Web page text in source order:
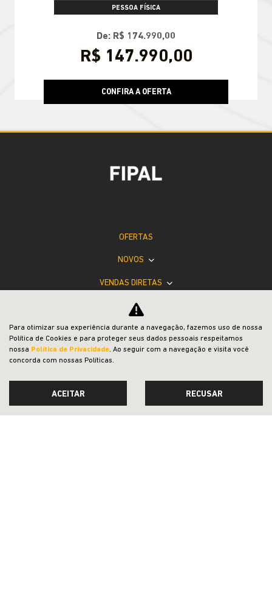
PESSOA FÍSICA
ZERO
CONFIRA A OFERTA
Renegade Altitude T270 4X2 2027
JEEP POWER
PESSOA FÍSICA
À VISTA POR R$ 124.990,00
Para otimizar sua experiência durante a navegação, fazemos uso de nossa
Política de Cookies e para proteger seus dados pessoais respeitamos
nossa Política de Privacidade. Ao seguir com a navegação e visita você
concorda com nossas Políticas.
ACEITAR RECUSAR